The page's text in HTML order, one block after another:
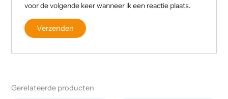
voor de volgende keer wanneer ik een reactie plaats.
Gerelateerde producten